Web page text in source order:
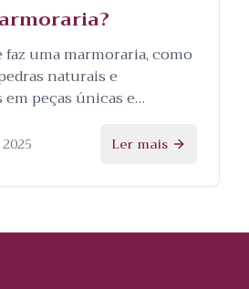
uma marmoraria, como
naturais e
peças únicas e
Ler mais